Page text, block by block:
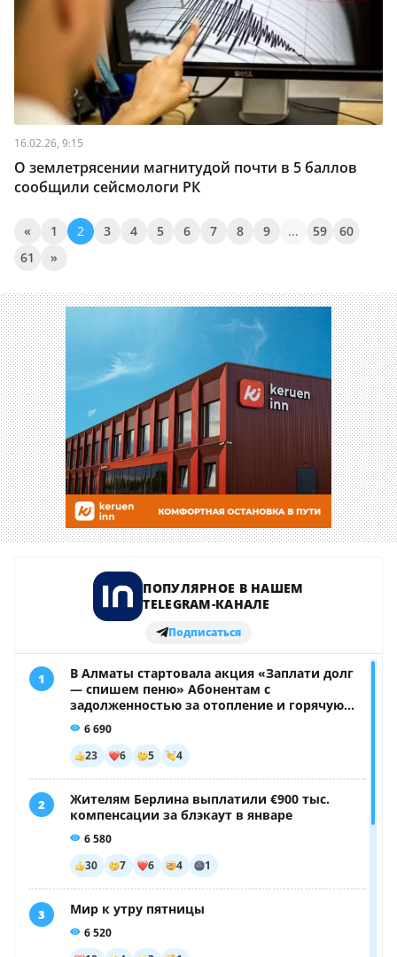
16.02.26, 9:15
О землетрясении магнитудой почти в 5 баллов
сообщили сейсмологи РК
« 1 2 3 4 5 6 7 8 9 ... 59
60
61
»